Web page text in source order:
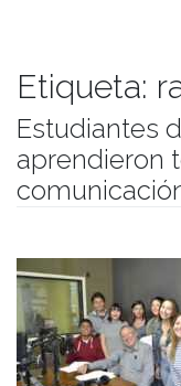
Etiqueta:
Estudiantes
aprendieron